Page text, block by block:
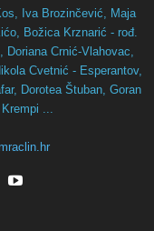
Iva Brozinčević,
Maja
Božica Krznarić - rođ.
Doriana Crnić-Vlahovac,
Cvetnić - Esperantov,
Dorotea Štuban, Goran
...